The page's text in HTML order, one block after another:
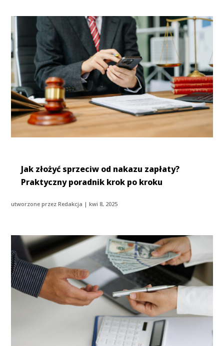
Jak złożyć sprzeciw od nakazu zapłaty?
Praktyczny poradnik krok po kroku
utworzone przezRedakcja |kwi 8, 2025